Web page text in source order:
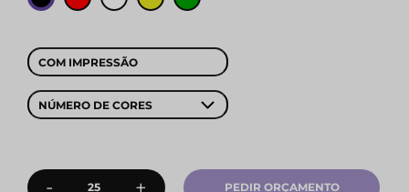
COM IMPRESSÃO
NÚMERO DE CORES
- + PEDIR ORÇAMENTO